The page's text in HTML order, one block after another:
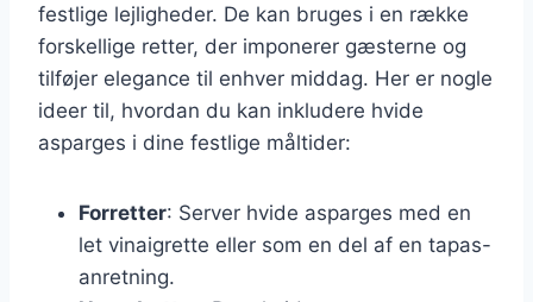
festlige lejligheder. De kan bruges i en række
forskellige retter, der imponerer gæsterne og
tilføjer elegance til enhver middag. Her er nogle
ideer til, hvordan du kan inkludere hvide
asparges i dine festlige måltider:
Forretter: Server hvide asparges med en
let vinaigrette eller som en del af en tapas-
anretning.